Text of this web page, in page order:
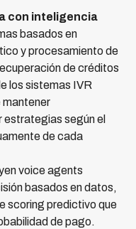
con inteligencia
basados en
y procesamiento de
de créditos
los sistemas IVR
mantener
según el
de cada
voice agents
basados en datos,
scoring predictivo que
de pago.